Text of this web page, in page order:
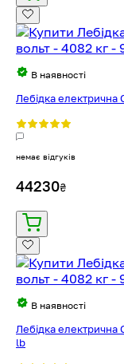
В наявності
Лебідка електрична
немає відгуків
44230₴
В наявності
Лебідка електрична
lb